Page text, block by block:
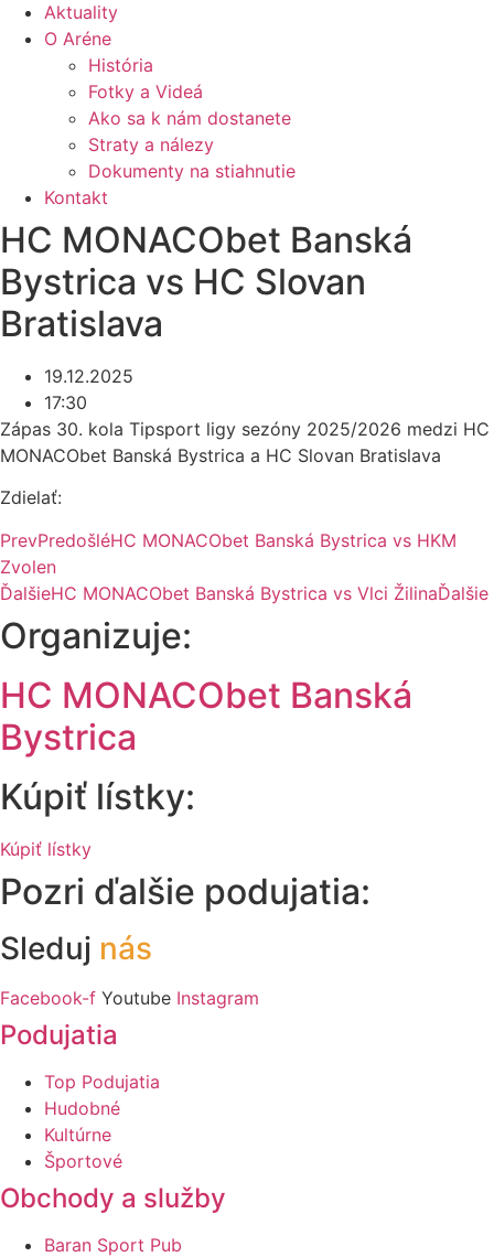
Aktuality
O Aréne
História
Fotky a Videá
Ako sa k nám dostanete
Straty a nálezy
Dokumenty na stiahnutie
Kontakt
HC MONACObet Banská
Bystrica vs HC Slovan
Bratislava
19.12.2025
17:30
Zápas 30. kola Tipsport ligy sezóny 2025/2026 medzi HC
MONACObet Banská Bystrica a HC Slovan Bratislava
Zdielať:
PrevPredošléHC MONACObet Banská Bystrica vs HKM
Zvolen
ĎalšieHC MONACObet Banská Bystrica vs Vlci ŽilinaĎalšie
Organizuje:
HC MONACObet Banská
Bystrica
Kúpiť lístky:
Kúpiť lístky
Pozri ďalšie podujatia:
Sleduj nás
Facebook-f Youtube Instagram
Podujatia
Top Podujatia
Hudobné
Kultúrne
Športové
Obchody a služby
Baran Sport Pub